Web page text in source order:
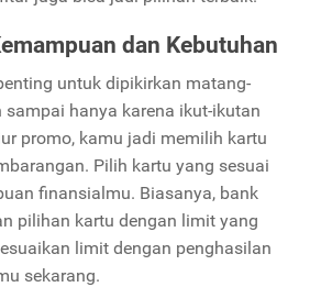
dan Kebutuhan
untuk dipikirkan matang-
hanya karena ikut-ikutan
promo, kamu jadi memilih kartu
Pilih kartu yang sesuai
finansialmu. Biasanya, bank
pilihan kartu dengan limit yang
limit dengan penghasilan
sekarang.